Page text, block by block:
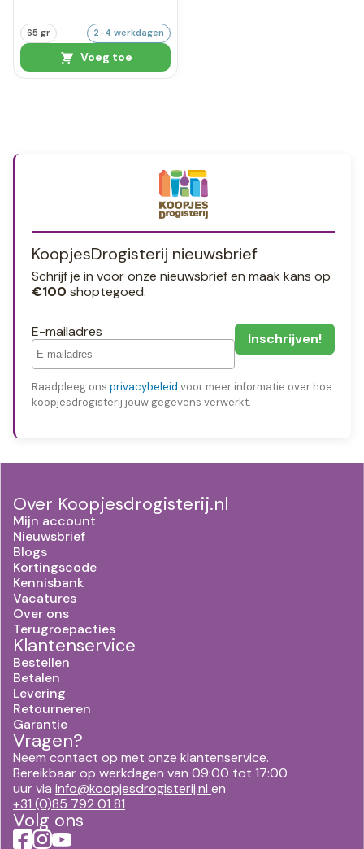
65 gr 2-4 werkdagen
Voeg toe
KoopjesDrogisterij nieuwsbrief
Schrijf je in voor onze nieuwsbrief en maak kans op
€100 shoptegoed.
E-mailadres
Raadpleeg ons privacybeleid voor meer informatie over hoe
koopjesdrogisterij jouw gegevens verwerkt.
Over Koopjesdrogisterij.nl
Mijn account
Nieuwsbrief
Blogs
Kortingscode
Kennisbank
Vacatures
Over ons
Terugroepacties
Klantenservice
Bestellen
Betalen
Levering
Retourneren
Garantie
Vragen?
Neem contact op met onze klantenservice.
Bereikbaar op werkdagen van 09:00 tot 17:00
uur via info@koopjesdrogisterij.nl en
+31 (0)85 792 01 81
Volg ons